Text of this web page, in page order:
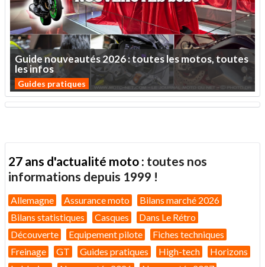
Guidenouveautés2026:touteslesmotos,toutes
lesinfos
Guides pratiques
27 ans d'actualité moto : toutes nos
informations depuis 1999 !
Allemagne Assurance moto
Bilans marché 2026
Bilans statistiques
Casques
Dans Le Rétro
Découverte
Equipement pilote
Fiches techniques
Freinage
GT Guides pratiques High-tech
Horizons